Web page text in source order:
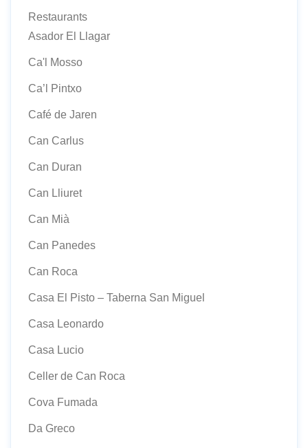
Restaurants
Asador El Llagar
Ca'l Mosso
Ca’l Pintxo
Café de Jaren
Can Carlus
Can Duran
Can Lliuret
Can Mià
Can Panedes
Can Roca
Casa El Pisto – Taberna San Miguel
Casa Leonardo
Casa Lucio
Celler de Can Roca
Cova Fumada
Da Greco